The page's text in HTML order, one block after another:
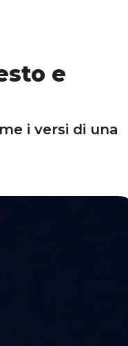
e
i versi di una